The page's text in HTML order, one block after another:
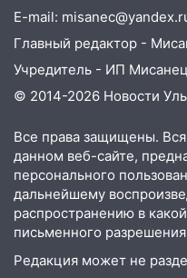
E-mail:
Главный редактор -
Учредитель - ИП
© 2014-2026 Новости
Все права защищены.
данном веб-сайте,
персонального
дальнейшему
распространению в
письменного
Редакция может не